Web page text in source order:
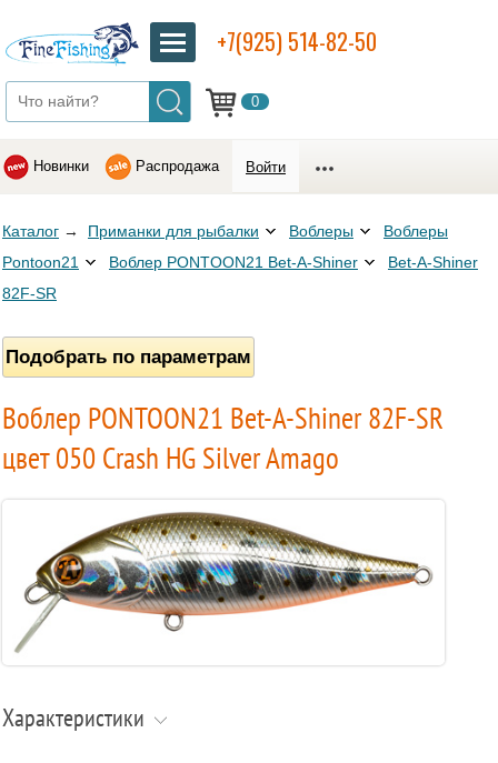
0
+7(925) 514-82-50
Новинки Распродажа Войти
Каталог → Приманки для рыбалки Воблеры
Воблеры
Pontoon21
Воблер PONTOON21 Bet-A-Shiner
Bet-A-Shiner
82F-SR
Подобрать по параметрам
Воблер PONTOON21 Bet-A-Shiner 82F-SR
цвет 050 Crash HG Silver Amago
Характеристики